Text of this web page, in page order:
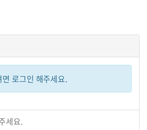
로그인 해주세요.
세요.